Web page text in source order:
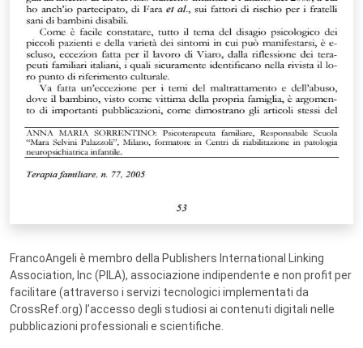
FrancoAngeli è membro della Publishers International Linking
Association, Inc (PILA), associazione indipendente e non profit per
facilitare (attraverso i servizi tecnologici implementati da
CrossRef.org) l’accesso degli studiosi ai contenuti digitali nelle
pubblicazioni professionali e scientifiche.